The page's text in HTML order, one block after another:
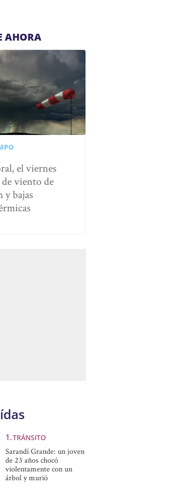
AHORA
el viernes
viento de
y bajas
TRÁNSITO
Sarandí Grande: un joven
de 23 años chocó
violentamente con un
árbol y murió